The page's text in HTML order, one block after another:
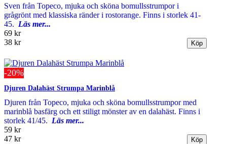
Sven från Topeco, mjuka och sköna bomullsstrumpor i
grågrönt med klassiska ränder i rostorange. Finns i storlek 41-
45. Läs mer...
69 kr
38 kr
-20%
Djuren Dalahäst Strumpa Marinblå
Djuren från Topeco, mjuka och sköna bomullsstrumpor med
marinblå basfärg och ett stiligt mönster av en dalahäst. Finns i
storlek 41/45. Läs mer...
59 kr
47 kr